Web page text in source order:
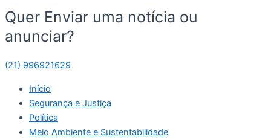
Quer Enviar uma notícia ou
anunciar?
(21) 996921629
Início
Segurança e Justiça
Política
Meio Ambiente e Sustentabilidade